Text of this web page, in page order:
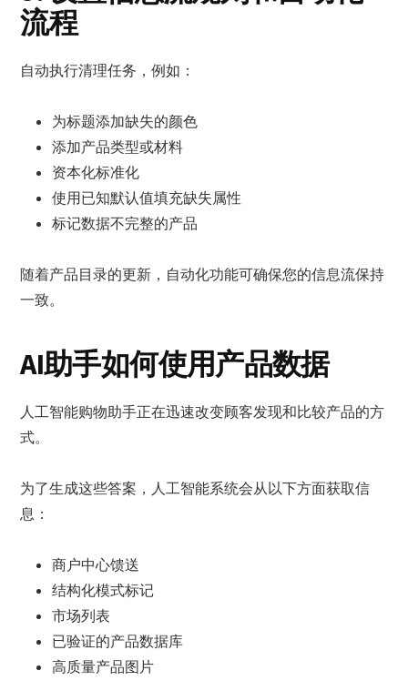
流程
自动执行清理任务，例如：
为标题添加缺失的颜色
添加产品类型或材料
资本化标准化
使用已知默认值填充缺失属性
标记数据不完整的产品
随着产品目录的更新，自动化功能可确保您的信息流保持
一致。
AI助手如何使用产品数据
人工智能购物助手正在迅速改变顾客发现和比较产品的方
式。
为了生成这些答案，人工智能系统会从以下方面获取信
息：
商户中心馈送
结构化模式标记
市场列表
已验证的产品数据库
高质量产品图片